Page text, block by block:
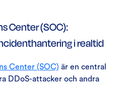
Center (SOC):
i realtid
Center (SOC) är en central
DDoS-attacker och andra